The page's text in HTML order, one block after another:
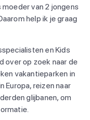
van 2 jongens
help ik je graag
en Kids
over op zoek naar de
vakantieparken in
Europa, reizen naar
glijbanen, om